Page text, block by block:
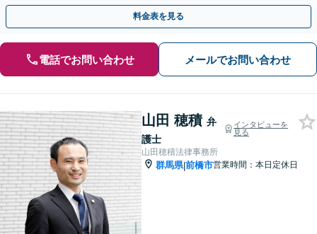
せください【初回面談無料】【群馬総社駅・車15分】
料金表を見る
電話でお問い合わせ メールでお問い合わせ
山田 穂積 弁
護士
インタビューを
見る
山田穂積法律事務所
群馬県|前橋市営業時間：本日定休日